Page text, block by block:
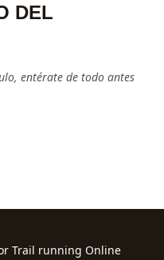
DEL
entérate de todo antes
Trail running Online